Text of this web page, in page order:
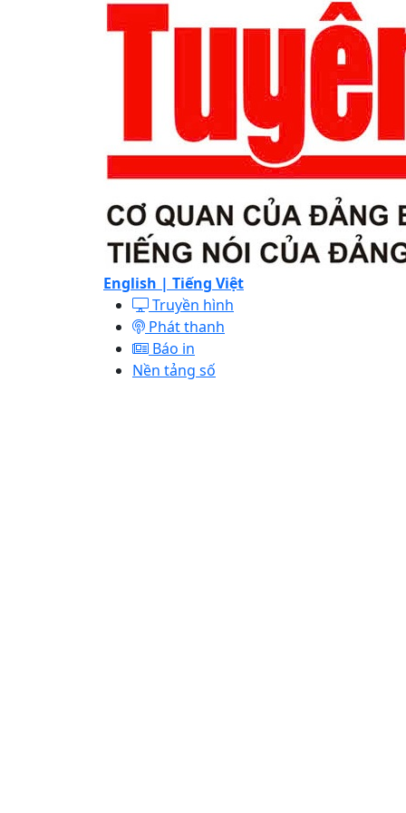
English | Tiếng Việt
Truyền hình
Phát thanh
Báo in
Nền tảng số